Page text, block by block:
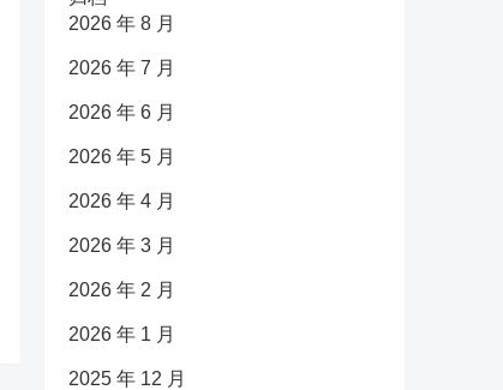
2026 年 8 月
2026 年 7 月
2026 年 6 月
2026 年 5 月
2026 年 4 月
2026 年 3 月
2026 年 2 月
2026 年 1 月
2025 年 12 月